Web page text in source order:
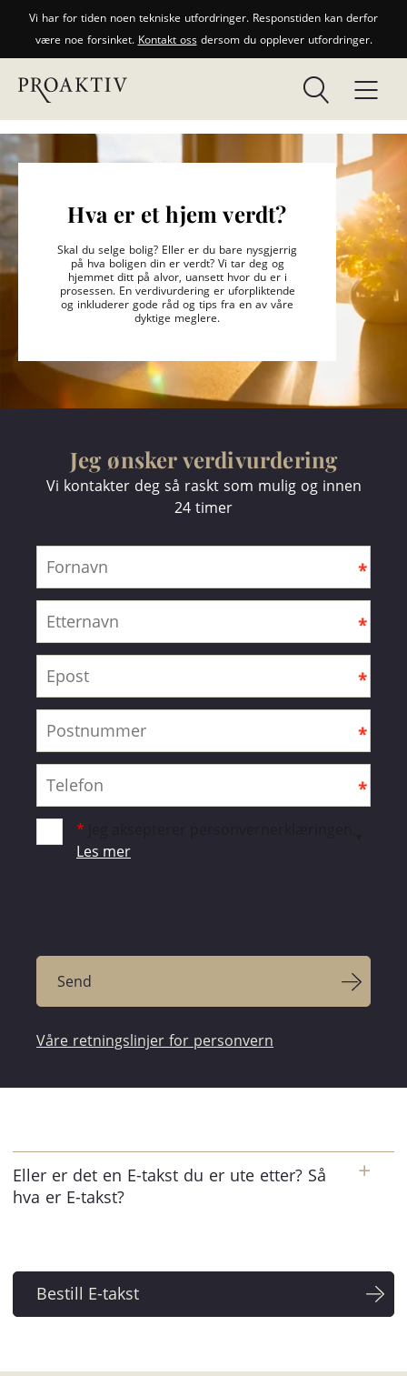
Vi har for tiden noen tekniske utfordringer. Responstiden kan derfor
være noe forsinket. Kontakt ossdersom du opplever utfordringer.
Hva er et hjem verdt?
Skal du selge bolig? Eller er du bare nysgjerrig
på hva boligen din er verdt? Vi tar deg og
hjemmet ditt på alvor, uansett hvor du er i
prosessen. En verdivurdering er uforpliktende
og inkluderer gode råd og tips fra en av våre
dyktige meglere.
Jeg ønsker verdivurdering
Vi kontakter deg så raskt som mulig og innen
24 timer
*
Les mer
Våre retningslinjer for personvern
Eller er det en E-takst du er ute etter? Så
hva er E-takst?